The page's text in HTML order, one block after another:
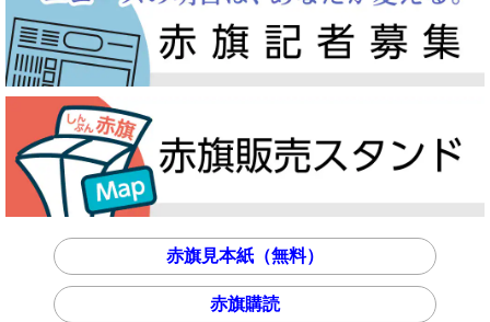
赤旗見本紙（無料）
赤旗購読